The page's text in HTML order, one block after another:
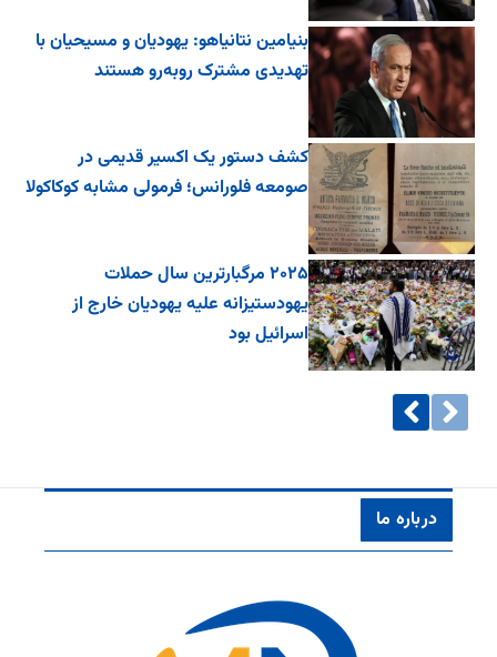
بنیامین نتانیاهو: یهودیان و مسیحیان با
تهدیدی مشترک روبه‌رو هستند
کشف دستور یک اکسیر قدیمی در
صومعه فلورانس؛ فرمولی مشابه کوکاکولا
۲۰۲۵ مرگبارترین سال حملات
یهودستیزانه علیه یهودیان خارج از
اسرائیل بود
درباره ما